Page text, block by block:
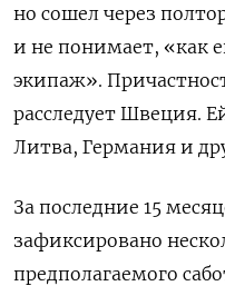
но сошел через
и не понимает, «как
экипаж».
расследует Швеция.
Литва, Германия и
За последние 15
зафиксировано
предполагаемого